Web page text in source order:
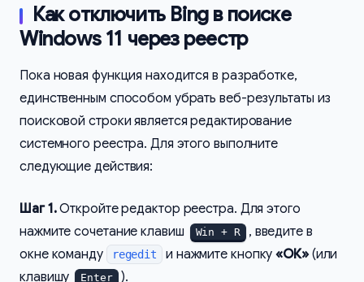
Как отключить Bing в поиске
Windows 11 через реестр
Пока новая функция находится в разработке,
единственным способом убрать веб-результаты из
поисковой строки является редактирование
системного реестра. Для этого выполните
следующие действия:
Шаг 1.Откройте редактор реестра. Для этого
нажмите сочетание клавиш
Win + R
, введите в
окне команду
regedit и нажмите кнопку«ОК»(или
клавишу
Enter ).